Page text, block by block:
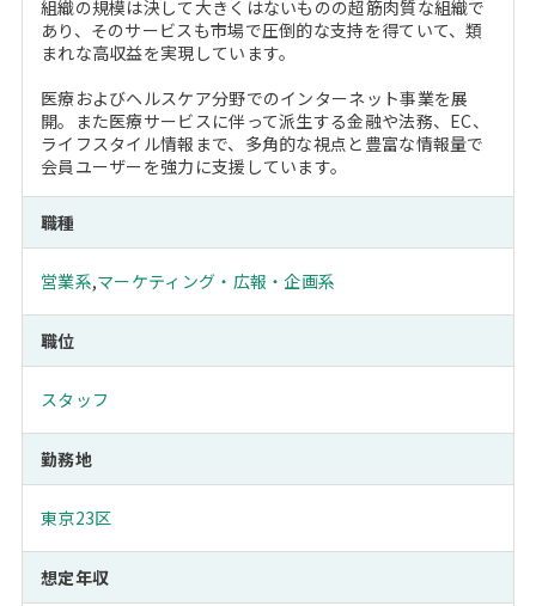
組織の規模は決して大きくはないものの超筋肉質な組織で
あり、そのサービスも市場で圧倒的な支持を得ていて、類
まれな高収益を実現しています。
医療およびヘルスケア分野でのインターネット事業を展
開。また医療サービスに伴って派生する金融や法務、EC、
ライフスタイル情報まで、多角的な視点と豊富な情報量で
会員ユーザーを強力に支援しています。
職種
営業系,マーケティング・広報・企画系
職位
スタッフ
勤務地
東京23区
想定年収